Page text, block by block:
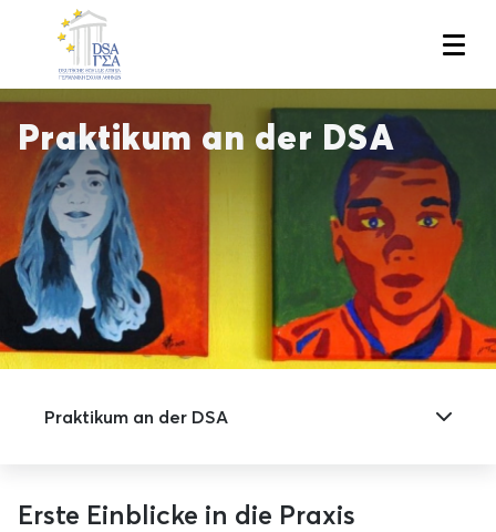
content
Praktikum an der DSA
Praktikum an der DSA
Erste Einblicke in die Praxis